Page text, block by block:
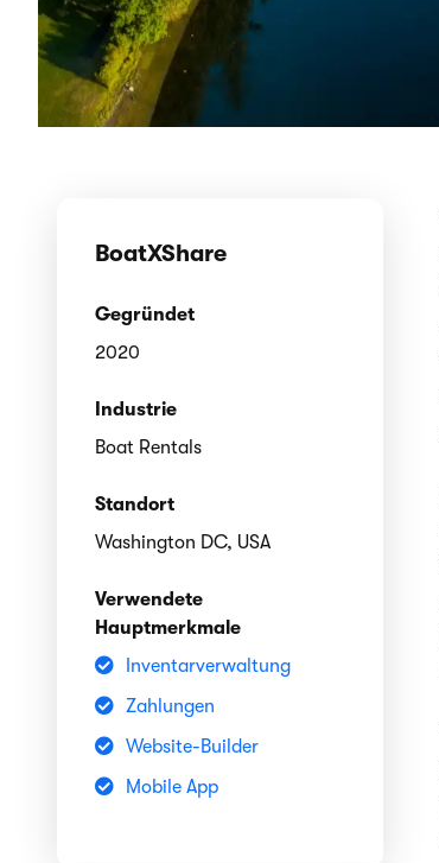
BoatXShare
Gegründet
2020
Industrie
Boat Rentals
Standort
Washington DC, USA
Verwendete
Hauptmerkmale
Inventarverwaltung
Zahlungen
Website-Builder
Mobile App